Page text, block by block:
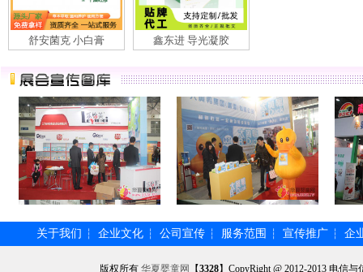
舒安菌克 小白膏 鑫东进 导光凝胶
关于我们 ┆ 企业文化 ┆ 公司宣传 ┆ 服务范围 ┆ 宣传推广 ┆ 企
版权所有华夏婴童网 【3328】CopyRight @ 2012-2013 电信